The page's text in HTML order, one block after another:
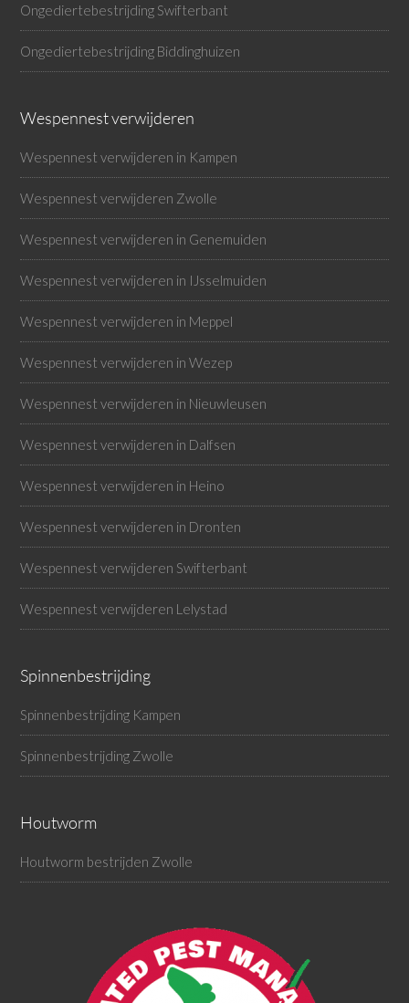
Ongediertebestrijding Swifterbant
Ongediertebestrijding Biddinghuizen
Wespennest verwijderen
Wespennest verwijderen in Kampen
Wespennest verwijderen Zwolle
Wespennest verwijderen in Genemuiden
Wespennest verwijderen in IJsselmuiden
Wespennest verwijderen in Meppel
Wespennest verwijderen in Wezep
Wespennest verwijderen in Nieuwleusen
Wespennest verwijderen in Dalfsen
Wespennest verwijderen in Heino
Wespennest verwijderen in Dronten
Wespennest verwijderen Swifterbant
Wespennest verwijderen Lelystad
Spinnenbestrijding
Spinnenbestrijding Kampen
Spinnenbestrijding Zwolle
Houtworm
Houtworm bestrijden Zwolle